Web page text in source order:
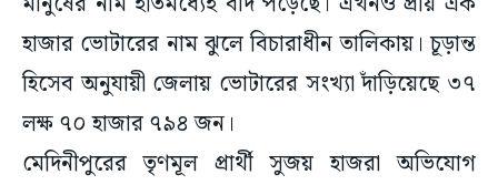
হাজার ভোটারের নাম ঝুলে বিচারাধীন তালিকায়। চূড়ান্ত
হিসেব অনুযায়ী জেলায় ভোটারের সংখ্যা দাঁড়িয়েছে ৩৭
লক্ষ ৭০ হাজার ৭৯৪ জন।
মেদিনীপুরের তৃণমূল প্রার্থী সুজয় হাজরা অভিযোগ